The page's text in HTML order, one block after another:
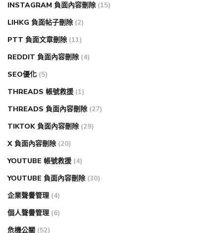
INSTAGRAM 負面內容刪除 (15)
LIHKG 負面帖子刪除 (2)
PTT 負面文章刪除 (11)
REDDIT 負面內容刪除 (4)
SEO優化 (5)
THREADS 帳號救援 (1)
THREADS 負面內容刪除 (27)
TIKTOK 負面內容刪除 (29)
X 負面內容刪除 (20)
YOUTUBE 帳號救援 (4)
YOUTUBE 負面內容刪除 (30)
企業聲譽管理 (4)
個人聲譽管理 (6)
危機公關 (52)